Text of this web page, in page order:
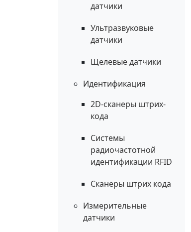
датчики
Ультразвуковые
датчики
Щелевые датчики
Идентификация
2D-сканеры штрих-
кода
Системы
радиочастотной
идентификации RFID
Сканеры штрих кода
Измерительные
датчики